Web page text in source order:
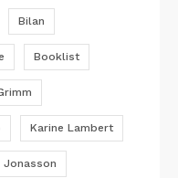
Bilan
Booklist
Karine Lambert
Jonasson